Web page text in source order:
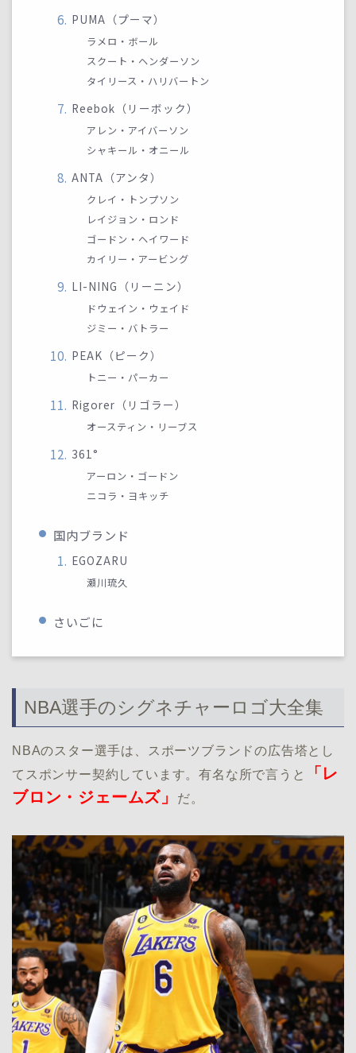
PUMA（プーマ）
ラメロ・ボール
スクート・ヘンダーソン
タイリース・ハリバートン
Reebok（リーボック）
アレン・アイバーソン
シャキール・オニール
ANTA（アンタ）
クレイ・トンプソン
レイジョン・ロンド
ゴードン・ヘイワード
カイリー・アービング
LI-NING（リーニン）
ドウェイン・ウェイド
ジミー・バトラー
PEAK（ピーク）
トニー・パーカー
Rigorer（リゴラー）
オースティン・リーブス
361°
アーロン・ゴードン
ニコラ・ヨキッチ
国内ブランド
EGOZARU
瀬川琉久
さいごに
NBA選手のシグネチャーロゴ大全集
NBAのスター選手は、スポーツブランドの広告塔とし
てスポンサー契約しています。有名な所で言うと
「レ
ブロン・ジェームズ」
だ。